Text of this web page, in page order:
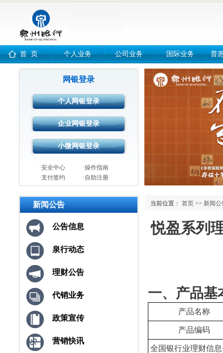
个人业务 公司业务 国际业务 普
首 页
网银登录
·安全中心
·操作指南
·支付签约
·自助注册
新闻公告
公告信息
泉行动态
理财公告
代销业务
政策宣传
营销快讯
当前位置： 首页 >> 新闻公
悦盈系列
一、产品基
产品名称
产品编码
全国银行业理财信